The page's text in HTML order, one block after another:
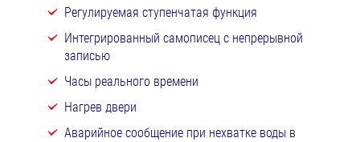
Регулируемая ступенчатая функция
Интегрированный самописец с непрерывной
записью
Часы реального времени
Нагрев двери
Аварийное сообщение при нехватке воды в